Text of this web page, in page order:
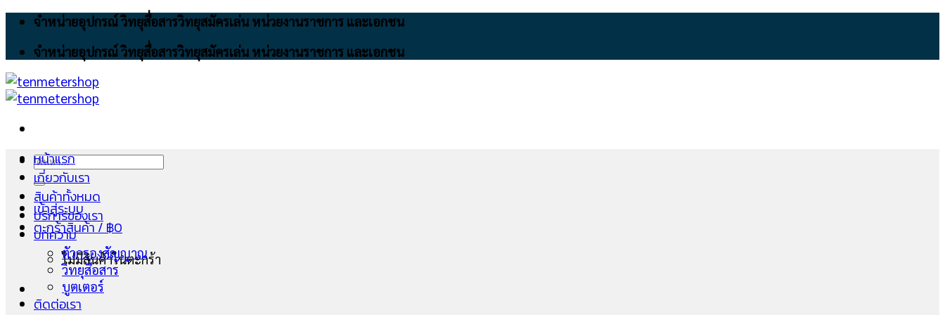
Skip
content
จำหน่ายอุปกรณ์ วิทยุสื่อสารวิทยุสมัครเล่น หน่วยงานราชการ และเอกชน
จำหน่ายอุปกรณ์ วิทยุสื่อสารวิทยุสมัครเล่น หน่วยงานราชการ และเอกชน
ค้นหา:
เข้าสู่ระบบ
ตะกร้าสินค้า /฿0
ไม่มีสินค้าในตะกร้า
หน้าแรก
เกี่ยวกับเรา
สินค้าทั้งหมด
บริการของเรา
บทความ
ตัวกรองสัญญาณ
วิทยุสื่อสาร
บูตเตอร์
ติดต่อเรา